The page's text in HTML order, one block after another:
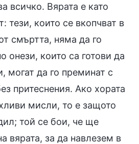
всичко. Вярата е като
тези, които се вкопчват в
смъртта, няма да го
онези, които са готови да
могат да го преминат с
притеснения. Ако хората
мисли, то е защото
той се бои, че ще
вярата, за да навлезем в